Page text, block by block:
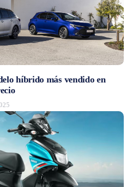
híbrido más vendido en